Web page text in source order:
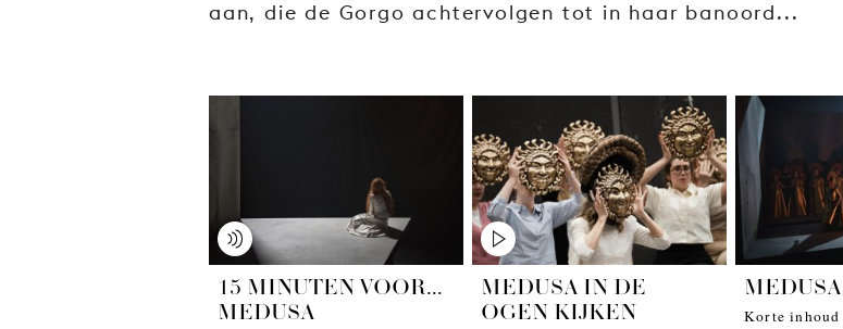
aan, die de Gorgo achtervolgen tot in haar banoord...
15 MINUTEN VOOR...
MEDUSA
MEDUSA IN DE
OGEN KIJKEN
MEDUSA
Korte inhoud